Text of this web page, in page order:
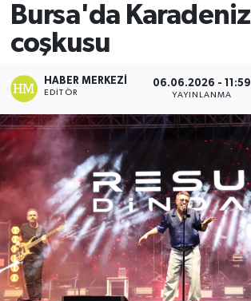
Bursa'da Karadeniz
coşkusu
HABER MERKEZI
EDITÖR
06.06.2026 - 11:59
YAYINLANMA